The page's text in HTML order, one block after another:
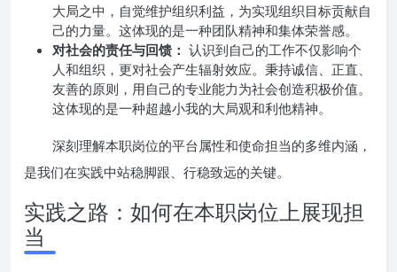
大局之中，自觉维护组织利益，为实现组织目标贡献自
己的力量。这体现的是一种团队精神和集体荣誉感。
对社会的责任与回馈： 认识到自己的工作不仅影响个
人和组织，更对社会产生辐射效应。秉持诚信、正直、
友善的原则，用自己的专业能力为社会创造积极价值。
这体现的是一种超越小我的大局观和利他精神。
深刻理解本职岗位的平台属性和使命担当的多维内涵，
是我们在实践中站稳脚跟、行稳致远的关键。
实践之路：如何在本职岗位上展现担
当